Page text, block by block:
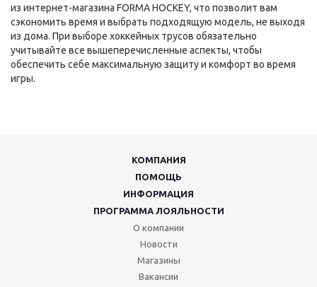
из интернет-магазина FORMA HOCKEY, что позволит вам
сэкономить время и выбрать подходящую модель, не выходя
из дома. При выборе хоккейных трусов обязательно
учитывайте все вышеперечисленные аспекты, чтобы
обеспечить себе максимальную защиту и комфорт во время
игры.
КОМПАНИЯ
ПОМОЩЬ
ИНФОРМАЦИЯ
ПРОГРАММА ЛОЯЛЬНОСТИ
О компании
Новости
Магазины
Вакансии